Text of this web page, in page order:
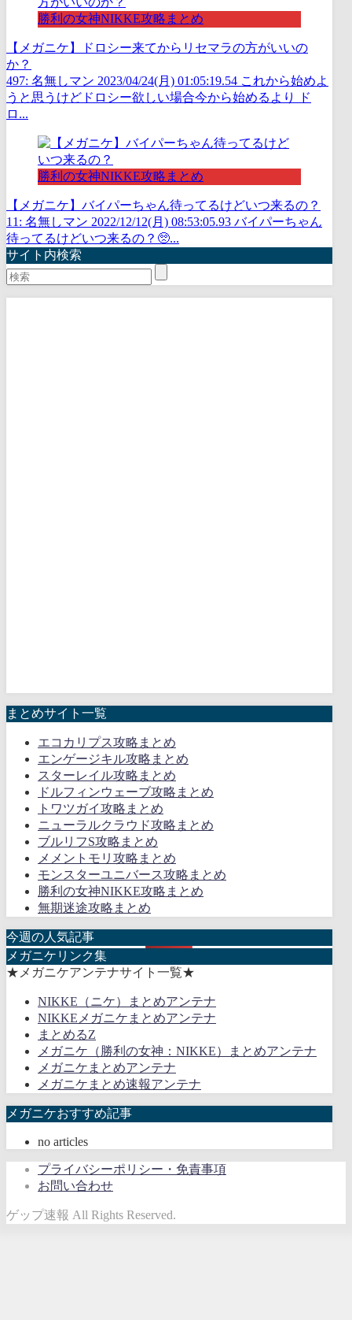
勝利の女神NIKKE攻略まとめ
【メガニケ】ドロシー来てからリセマラの方がいいの
か？
497: 名無しマン 2023/04/24(月) 01:05:19.54 これから始めよ
うと思うけどドロシー欲しい場合今から始めるより ド
ロ...
勝利の女神NIKKE攻略まとめ
【メガニケ】バイパーちゃん待ってるけどいつ来るの？
11: 名無しマン 2022/12/12(月) 08:53:05.93 バイパーちゃん
待ってるけどいつ来るの？🥺...
サイト内検索
まとめサイト一覧
エコカリプス攻略まとめ
エンゲージキル攻略まとめ
スターレイル攻略まとめ
ドルフィンウェーブ攻略まとめ
トワツガイ攻略まとめ
ニューラルクラウド攻略まとめ
ブルリフS攻略まとめ
メメントモリ攻略まとめ
モンスターユニバース攻略まとめ
勝利の女神NIKKE攻略まとめ
無期迷途攻略まとめ
今週の人気記事
メガニケリンク集
★メガニケアンテナサイト一覧★
NIKKE（ニケ）まとめアンテナ
NIKKEメガニケまとめアンテナ
まとめるZ
メガニケ（勝利の女神：NIKKE）まとめアンテナ
メガニケまとめアンテナ
メガニケまとめ速報アンテナ
メガニケおすすめ記事
no articles
プライバシーポリシー・免責事項
お問い合わせ
ゲップ速報 All Rights Reserved.